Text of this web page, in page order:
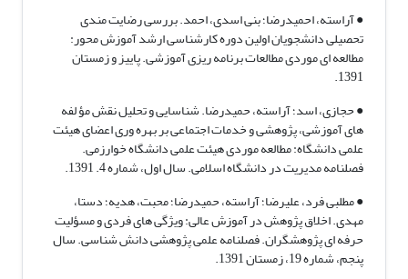
● آراسته، احمیدرضا؛ بنی اسدی، احمد. بررسی رضایت مندی
تحصیلی دانشجویان اولین دوره کارشناسی ارشد آموزش محور:
مطالعه ای موردی مطالعات برنامه ریزی آموزشی. پاییز و زمستان
1391.
● حجازی، اسد؛ آراسته، حمیدرضا. شناسایی و تحلیل نقش مؤ لفه
های آموزشی، پژوهشی و خدمات اجتماعی بر بهره وری اعضای هیئت
علمی دانشگاه: مطالعه موردی هیئت علمی دانشگاه خوارزمی.
فصلنامه مدیریت در دانشگاه اسلامی. سال اول، شماره 4. 1391.
● مطلبی فرد، علیرضا؛ آراسته، حمیدرضا؛ محبت، هدیه؛ دستا،
مهدی. اخلاق پژوهش در آموزش عالی: ویژگی های فردی و مسؤلیت
حرفه ای پژوهشگران. فصلنامه علمی پژوهشی دانش شناسی. سال
پنجم، شماره 19، زمستان 1391.